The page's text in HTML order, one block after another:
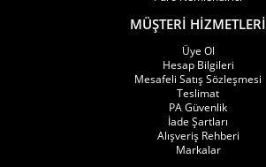
MÜŞTERİ HİZMETLERİ
Üye Ol
Hesap Bilgileri
Mesafeli Satış Sözleşmesi
Teslimat
PA Güvenlik
İade Şartları
Alışveriş Rehberi
Markalar